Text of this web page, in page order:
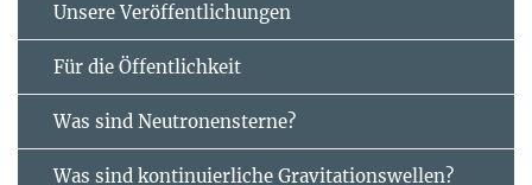
Unsere Veröffentlichungen
Für die Öffentlichkeit
Was sind Neutronensterne?
Was sind kontinuierliche Gravitationswellen?